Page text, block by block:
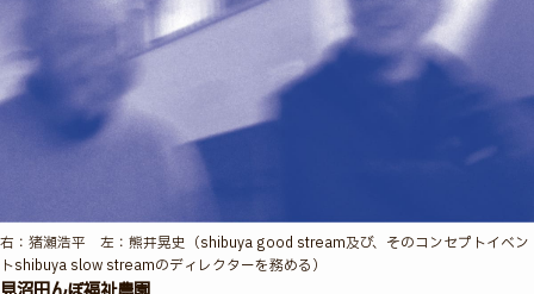
右：猪瀬浩平 左：熊井晃史（shibuya good stream及び、そのコンセプトイベン
トshibuya slow streamのディレクターを務める）